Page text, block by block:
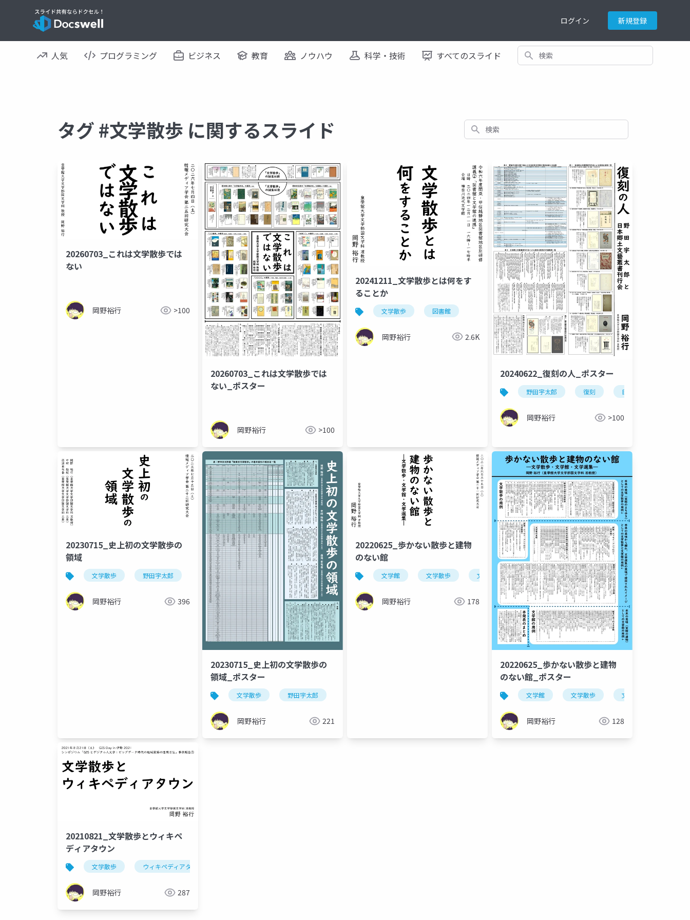
ログイン 新規登録
人気 プログラミング ビジネス 教育 ノウハウ 科学・技術 すべてのスライド 検索
タグ #文学散歩 に関するスライド 検索
20260703_これは文学散歩では
ない
岡野裕行 >100
20260703_これは文学散歩では
ない_ポスター
岡野裕行 >100
20241211_文学散歩とは何をす
ることか
文学散歩 図書館
岡野裕行 2.6K
20240622_復刻の人_ポスター
野田宇太郎 復刻 日本図書館情報学会叢
岡野裕行 >100
20230715_史上初の文学散歩の
領域
文学散歩 野田宇太郎
岡野裕行 396
20230715_史上初の文学散歩の
領域_ポスター
文学散歩 野田宇太郎
岡野裕行 221
20220625_歩かない散歩と建物
のない館
文学館 文学散歩 文学選集
岡野裕行 178
20220625_歩かない散歩と建物
のない館_ポスター
文学館 文学散歩 文学選集
岡野裕行 128
20210821_文学散歩とウィキペ
ディアタウン
文学散歩 ウィキペディアタウン
岡野裕行 287